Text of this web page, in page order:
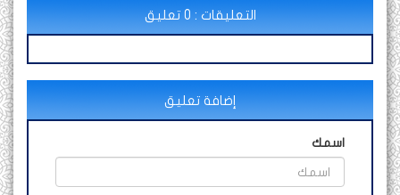
التعليقات : 0 تعليق
إضافة تعليق
اسمك